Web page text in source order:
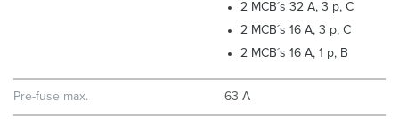
2 MCB´s 32 A, 3 p, C
2 MCB´s 16 A, 3 p, C
2 MCB´s 16 A, 1 p, B
Pre-fuse max. 63 A